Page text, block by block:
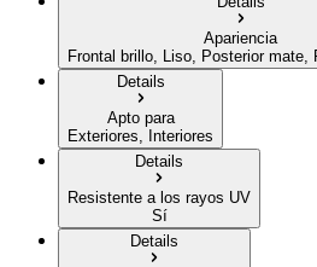
Apariencia
Frontal brillo, Liso, Posterior mate,
Details
Apto para
Exteriores, Interiores
Details
Resistente a los rayos UV
Sí
Details